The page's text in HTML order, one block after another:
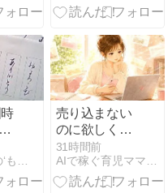
愛。
売り込まない
のに欲しくな
る、魅惑の文
章術
31時間前